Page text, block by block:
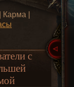
| Карма |
с